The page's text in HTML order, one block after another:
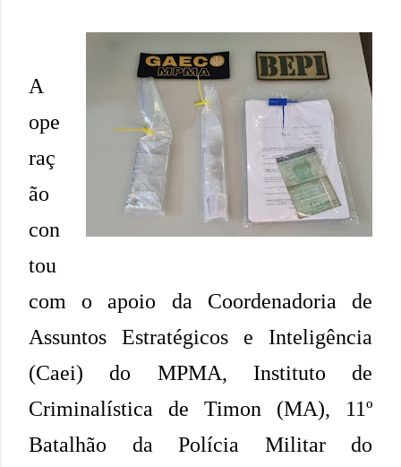
A
ope
raç
ão
con
tou
com o apoio da Coordenadoria de
Assuntos Estratégicos e Inteligência
(Caei) do MPMA, Instituto de
Criminalística de Timon (MA), 11º
Batalhão da Polícia Militar do